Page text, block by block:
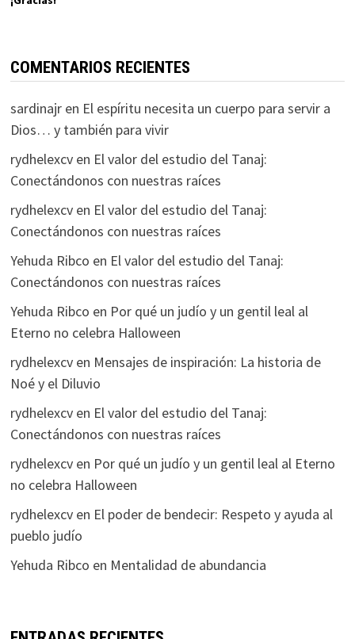
COMENTARIOS RECIENTES
sardinajren El espíritu necesita un cuerpo para servir a
Dios… y también para vivir
rydhelexcven El valor del estudio del Tanaj:
Conectándonos con nuestras raíces
rydhelexcven El valor del estudio del Tanaj:
Conectándonos con nuestras raíces
Yehuda Ribco en El valor del estudio del Tanaj:
Conectándonos con nuestras raíces
Yehuda Ribco en Por qué un judío y un gentil leal al
Eterno no celebra Halloween
rydhelexcven Mensajes de inspiración: La historia de
Noé y el Diluvio
rydhelexcven El valor del estudio del Tanaj:
Conectándonos con nuestras raíces
rydhelexcven Por qué un judío y un gentil leal al Eterno
no celebra Halloween
rydhelexcven El poder de bendecir: Respeto y ayuda al
pueblo judío
Yehuda Ribco en Mentalidad de abundancia